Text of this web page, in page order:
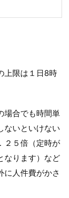
上限は１日8時
場合でも時間単
ないといけない
２５倍（定時が
なります）など
に人件費がかさ